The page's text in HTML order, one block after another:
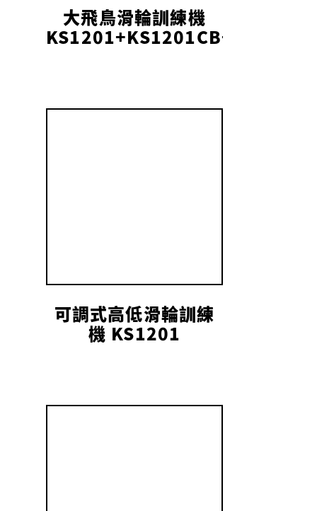
大飛鳥滑輪訓練機
KS1201+KS1201CB+KS1201
可調式高低滑輪訓練
機 KS1201